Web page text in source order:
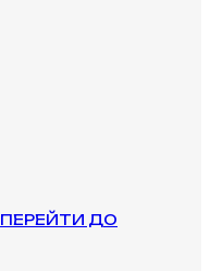
ПЕРЕЙТИ ДО